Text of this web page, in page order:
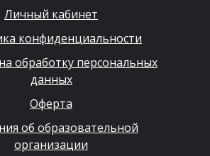
Личный кабинет
конфиденциальности
обработку персональных
данных
Оферта
об образовательной
организации